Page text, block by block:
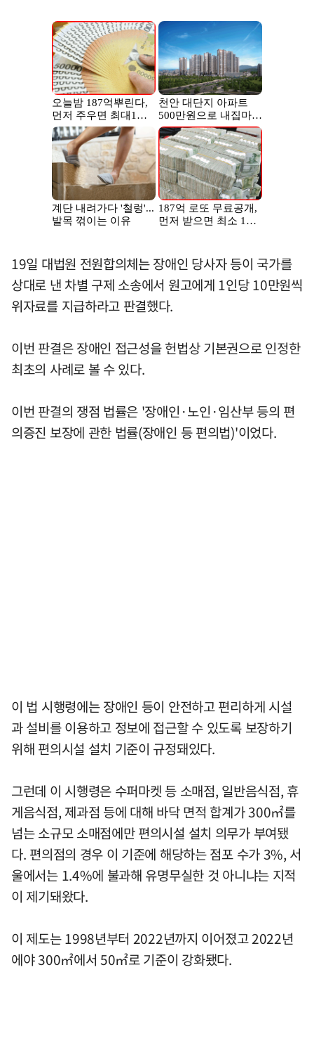
19일 대법원 전원합의체는 장애인 당사자 등이 국가를
상대로 낸 차별 구제 소송에서 원고에게 1인당 10만원씩
위자료를 지급하라고 판결했다.
이번 판결은 장애인 접근성을 헌법상 기본권으로 인정한
최초의 사례로 볼 수 있다.
이번 판결의 쟁점 법률은 '장애인·노인·임산부 등의 편
의증진 보장에 관한 법률(장애인 등 편의법)'이었다.
이 법 시행령에는 장애인 등이 안전하고 편리하게 시설
과 설비를 이용하고 정보에 접근할 수 있도록 보장하기
위해 편의시설 설치 기준이 규정돼있다.
그런데 이 시행령은 수퍼마켓 등 소매점, 일반음식점, 휴
게음식점, 제과점 등에 대해 바닥 면적 합계가 300㎡를
넘는 소규모 소매점에만 편의시설 설치 의무가 부여됐
다. 편의점의 경우 이 기준에 해당하는 점포 수가 3%, 서
울에서는 1.4%에 불과해 유명무실한 것 아니냐는 지적
이 제기돼왔다.
이 제도는 1998년부터 2022년까지 이어졌고 2022년
에야 300㎡에서 50㎡로 기준이 강화됐다.